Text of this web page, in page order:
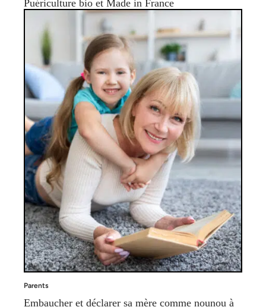
Puériculture bio et Made in France
Parents
Embaucher et déclarer sa mère comme nounou à